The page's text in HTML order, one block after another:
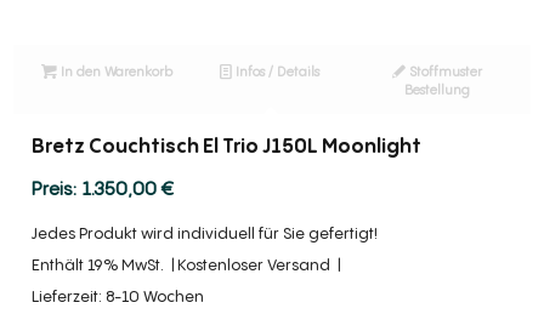
In den Warenkorb Infos / Details
Stoffmuster
Bestellung
Bretz Couchtisch El Trio J150L Moonlight
1.350,00€
Jedes Produkt wird individuell für Sie gefertigt!
Enthält 19% MwSt.
Kostenloser Versand
Lieferzeit: 8-10 Wochen